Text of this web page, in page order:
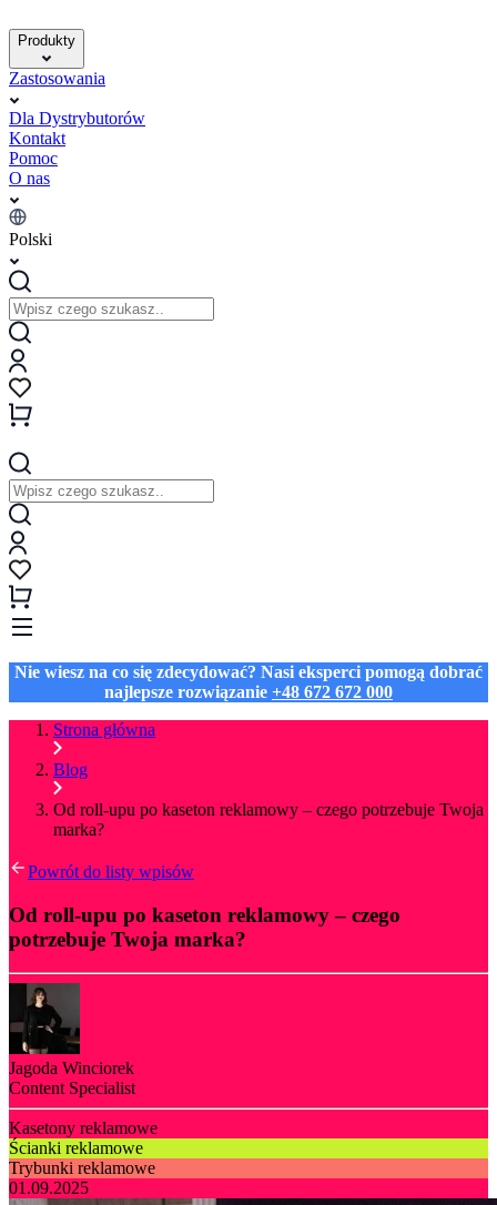
Produkty
Zastosowania
Dla Dystrybutorów
Kontakt
Pomoc
O nas
Polski
Nie wiesz na co się zdecydować? Nasi eksperci pomogą dobrać
najlepsze rozwiązanie +48 672 672 000
Strona główna
Blog
Od roll-upu po kaseton reklamowy – czego potrzebuje Twoja
marka?
Powrót do listy wpisów
Od roll-upu po kaseton reklamowy – czego
potrzebuje Twoja marka?
Jagoda Winciorek
Content Specialist
Kasetony reklamowe
Ścianki reklamowe
Trybunki reklamowe
01.09.2025